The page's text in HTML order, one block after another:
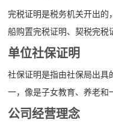
完税证明是税务机关开出的
船购置完税证明、契税完税
单位社保证明
社保证明是指由社保局出具
一，像是子女教育、养老和
公司经营理念